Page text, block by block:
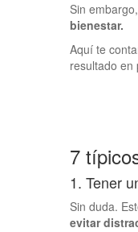
Sin embargo,
bienestar.
Aquí te
resultado en
7
1. Tener
Sin duda.
evitar